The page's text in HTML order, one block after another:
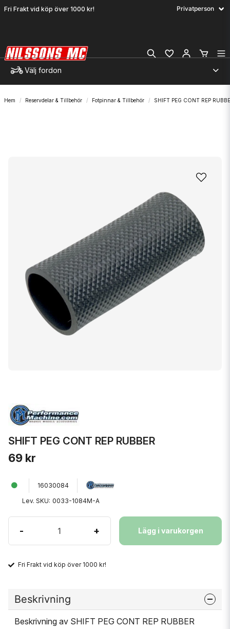
Fri Frakt vid köp över 1000 kr!
Välj fordon
Hem Reservdelar & Tillbehör Fotpinnar & Tillbehör SHIFT PEG CONT REP
SHIFT PEG CONT REP RUBBER
69 kr
16030084
Lev. SKU: 0033-1084M-A
- + Lägg i varukorgen
Fri Frakt vid köp över 1000 kr!
Beskrivning
Beskrivning av SHIFT PEG CONT REP RUBBER